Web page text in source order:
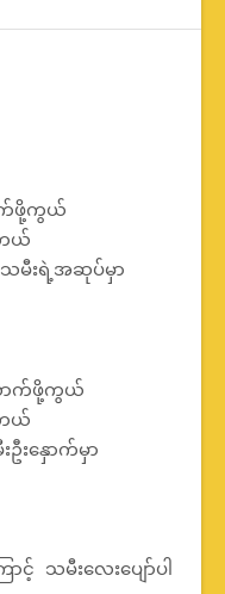
က်ဖို့ကွယ်
ယ်
မီးရဲ့အဆုပ်မှာ
ာက်ဖို့ကွယ်
ယ်
နှောက်မှာ
င့် သမီးလေးပျော်ပါ